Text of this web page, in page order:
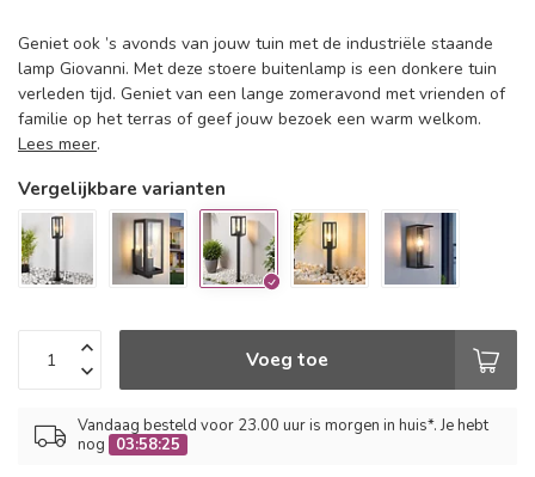
Geniet ook ’s avonds van jouw tuin met de industriële staande
lamp Giovanni. Met deze stoere buitenlamp is een donkere tuin
verleden tijd. Geniet van een lange zomeravond met vrienden of
familie op het terras of geef jouw bezoek een warm welkom.
Lees meer.
Vergelijkbare varianten
Voeg toe
Vandaag besteld voor 23.00 uur is morgen in huis*. Je hebt
nog
03:58:24